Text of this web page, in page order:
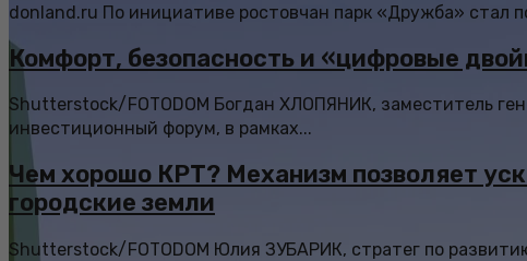
donland.ru По инициативе ростовчан парк «Дружба» стал
Комфорт, безопасность и «цифровые
Shutterstock/FOTODOM Богдан ХЛОПЯНИК, заместитель
инвестиционный форум, в рамках...
Чем хорошо КРТ? Механизм позволяет
городские земли
Shutterstock/FOTODOM Юлия ЗУБАРИК, стратег по